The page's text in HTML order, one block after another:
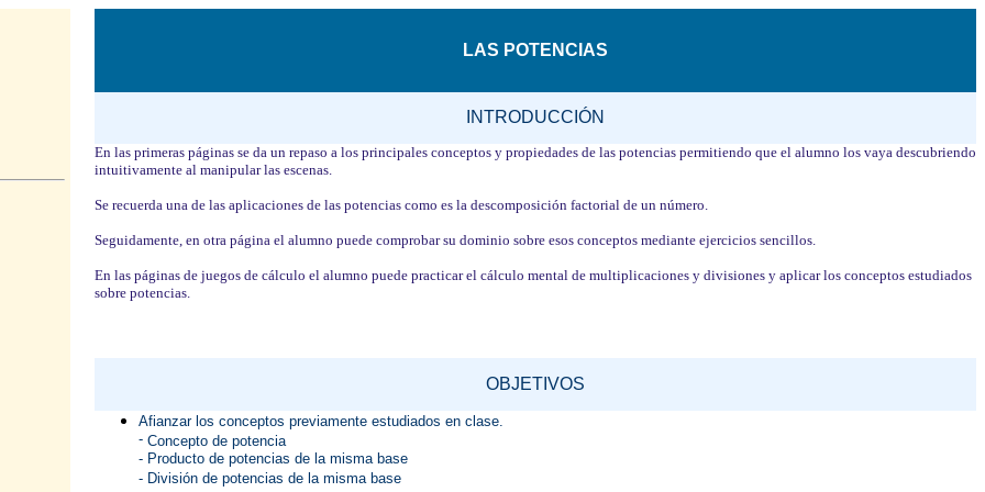
LAS POTENCIAS
INTRODUCCIÓN
En las primeras páginas se da un repaso a los principales conceptos y propiedades de las potencias permitiendo que el alumno los vaya descubriendo
intuitivamente al manipular las escenas.
Se recuerda una de las aplicaciones de las potencias como es la descomposición factorial de un número.
Seguidamente, en otra página el alumno puede comprobar su dominio sobre esos conceptos mediante ejercicios sencillos.
En las páginas de juegos de cálculo el alumno puede practicar el cálculo mental de multiplicaciones y divisiones y aplicar los conceptos estudiados
sobre potencias.
OBJETIVOS
Afianzar los conceptos previamente estudiados en clase.
- Concepto de potencia
- Producto de potencias de la misma base
- División de potencias de la misma base